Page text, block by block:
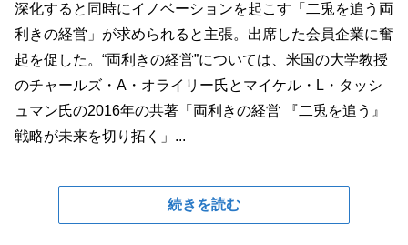
深化すると同時にイノベーションを起こす「二兎を追う両
利きの経営」が求められると主張。出席した会員企業に奮
起を促した。“両利きの経営”については、米国の大学教授
のチャールズ・A・オライリー氏とマイケル・L・タッシ
ュマン氏の2016年の共著「両利きの経営 『二兎を追う』
戦略が未来を切り拓く」...
続きを読む